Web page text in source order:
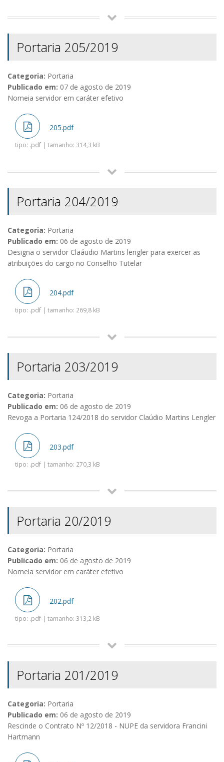
Portaria 205/2019
Categoria: Portaria
Publicado em: 07 de agosto de 2019
Nomeia servidor em caráter efetivo
205.pdf
tipo: .pdf | tamanho: 314,3 kB
Portaria 204/2019
Categoria: Portaria
Publicado em: 06 de agosto de 2019
Designa o servidor Claáudio Martins lengler para exercer as
atribuições do cargo no Conselho Tutelar
204.pdf
tipo: .pdf | tamanho: 269,8 kB
Portaria 203/2019
Categoria: Portaria
Publicado em: 06 de agosto de 2019
Revoga a Portaria 124/2018 do servidor Claúdio Martins Lengler
203.pdf
tipo: .pdf | tamanho: 270,3 kB
Portaria 20/2019
Categoria: Portaria
Publicado em: 06 de agosto de 2019
Nomeia servidor em caráter efetivo
202.pdf
tipo: .pdf | tamanho: 313,2 kB
Portaria 201/2019
Categoria: Portaria
Publicado em: 06 de agosto de 2019
Rescinde o Contrato Nº 12/2018 - NUPE da servidora Francini
Hartmann